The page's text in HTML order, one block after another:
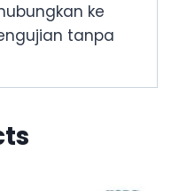
ke
tanpa